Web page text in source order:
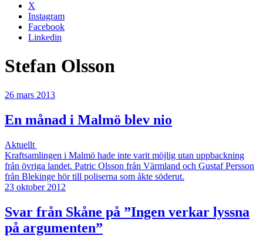
X
Instagram
Facebook
Linkedin
Stefan Olsson
26 mars 2013
En månad i Malmö blev nio
Aktuellt
Kraftsamlingen i Malmö hade inte varit möjlig utan uppbackning
från övriga landet. Patric Olsson från Värmland och Gustaf Persson
från Blekinge hör till poliserna som åkte söderut.
23 oktober 2012
Svar från Skåne på ”Ingen verkar lyssna
på argumenten”